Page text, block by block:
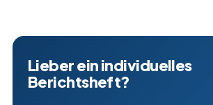
Lieber ein individuelles
Berichtsheft?